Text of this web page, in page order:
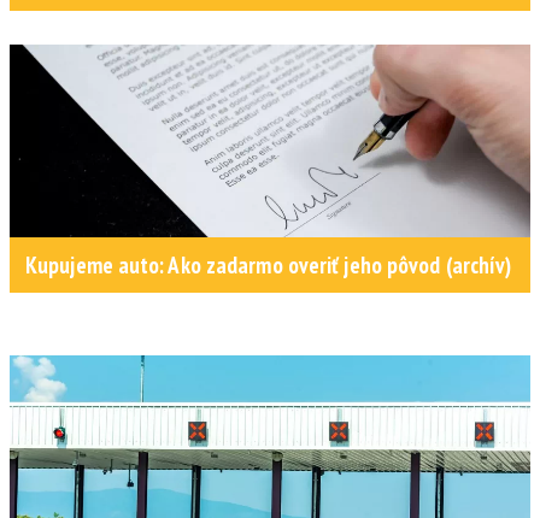
Kupujeme auto: Ako zadarmo overiť jeho pôvod (archív)